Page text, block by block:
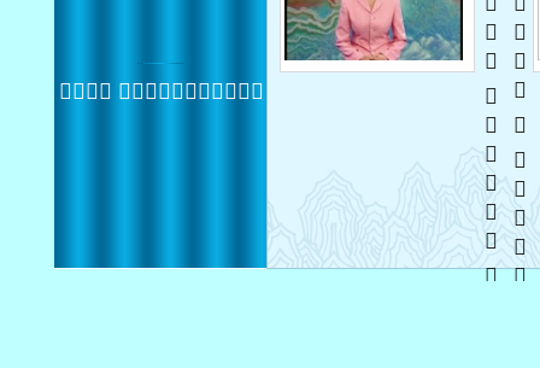
     
  